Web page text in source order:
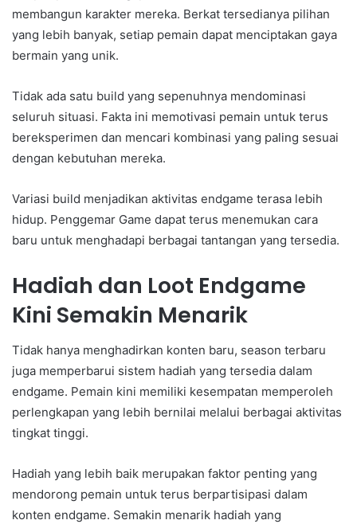
membangun karakter mereka. Berkat tersedianya pilihan
yang lebih banyak, setiap pemain dapat menciptakan gaya
bermain yang unik.
Tidak ada satu build yang sepenuhnya mendominasi
seluruh situasi. Fakta ini memotivasi pemain untuk terus
bereksperimen dan mencari kombinasi yang paling sesuai
dengan kebutuhan mereka.
Variasi build menjadikan aktivitas endgame terasa lebih
hidup. Penggemar Game dapat terus menemukan cara
baru untuk menghadapi berbagai tantangan yang tersedia.
Hadiah dan Loot Endgame
Kini Semakin Menarik
Tidak hanya menghadirkan konten baru, season terbaru
juga memperbarui sistem hadiah yang tersedia dalam
endgame. Pemain kini memiliki kesempatan memperoleh
perlengkapan yang lebih bernilai melalui berbagai aktivitas
tingkat tinggi.
Hadiah yang lebih baik merupakan faktor penting yang
mendorong pemain untuk terus berpartisipasi dalam
konten endgame. Semakin menarik hadiah yang